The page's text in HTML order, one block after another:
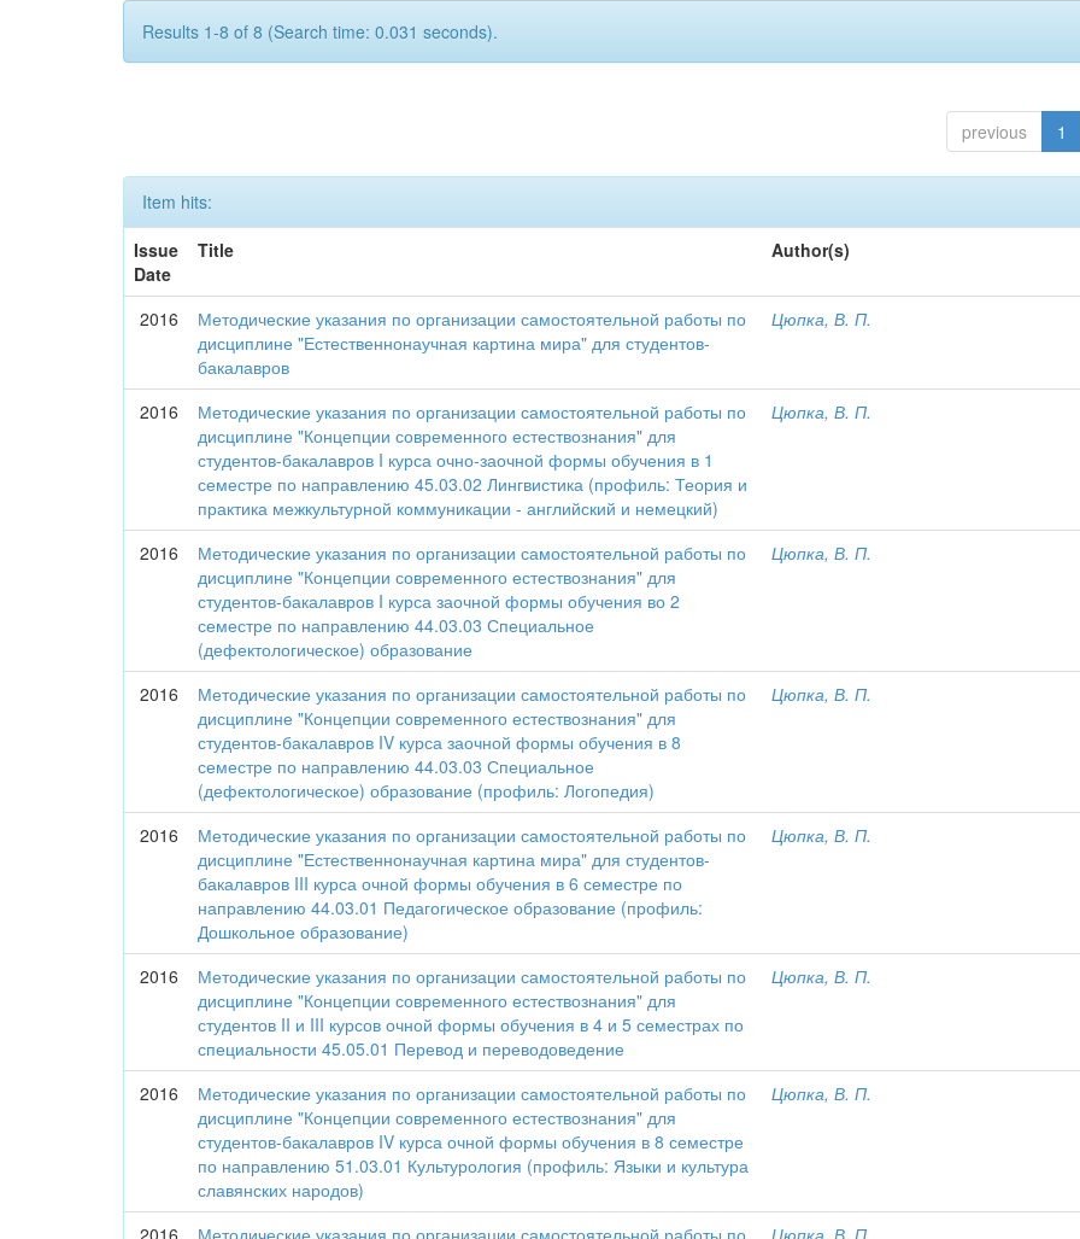
Results 1-8 of 8 (Search time: 0.031 seconds).
previous 1
Item hits:
Issue
Date
Title Author(s)
2016
Методические указания по организации самостоятельной работы по
дисциплине "Естественнонаучная картина мира" для студентов-
бакалавров
Цюпка, В. П.
2016
Методические указания по организации самостоятельной работы по
дисциплине "Концепции современного естествознания" для
студентов-бакалавров I курса очно-заочной формы обучения в 1
семестре по направлению 45.03.02 Лингвистика (профиль: Теория и
практика межкультурной коммуникации - английский и немецкий)
Цюпка, В. П.
2016
Методические указания по организации самостоятельной работы по
дисциплине "Концепции современного естествознания" для
студентов-бакалавров I курса заочной формы обучения во 2
семестре по направлению 44.03.03 Специальное
(дефектологическое) образование
Цюпка, В. П.
2016
Методические указания по организации самостоятельной работы по
дисциплине "Концепции современного естествознания" для
студентов-бакалавров IV курса заочной формы обучения в 8
семестре по направлению 44.03.03 Специальное
(дефектологическое) образование (профиль: Логопедия)
Цюпка, В. П.
2016
Методические указания по организации самостоятельной работы по
дисциплине "Естественнонаучная картина мира" для студентов-
бакалавров III курса очной формы обучения в 6 семестре по
направлению 44.03.01 Педагогическое образование (профиль:
Дошкольное образование)
Цюпка, В. П.
2016
Методические указания по организации самостоятельной работы по
дисциплине "Концепции современного естествознания" для
студентов II и III курсов очной формы обучения в 4 и 5 семестрах по
специальности 45.05.01 Перевод и переводоведение
Цюпка, В. П.
2016
Методические указания по организации самостоятельной работы по
дисциплине "Концепции современного естествознания" для
студентов-бакалавров IV курса очной формы обучения в 8 семестре
по направлению 51.03.01 Культурология (профиль: Языки и культура
славянских народов)
Цюпка, В. П.
2016 Методические указания по организации самостоятельной работы по Цюпка, В. П.